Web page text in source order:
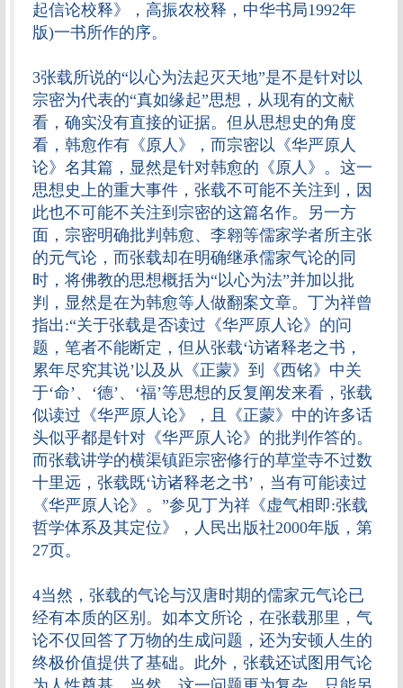
起信论校释》，高振农校释，中华书局1992年
版)一书所作的序。
3张载所说的“以心为法起灭天地”是不是针对以
宗密为代表的“真如缘起”思想，从现有的文献
看，确实没有直接的证据。但从思想史的角度
看，韩愈作有《原人》，而宗密以《华严原人
论》名其篇，显然是针对韩愈的《原人》。这一
思想史上的重大事件，张载不可能不关注到，因
此也不可能不关注到宗密的这篇名作。另一方
面，宗密明确批判韩愈、李翱等儒家学者所主张
的元气论，而张载却在明确继承儒家气论的同
时，将佛教的思想概括为“以心为法”并加以批
判，显然是在为韩愈等人做翻案文章。丁为祥曾
指出:“关于张载是否读过《华严原人论》的问
题，笔者不能断定，但从张载‘访诸释老之书，
累年尽究其说’以及从《正蒙》到《西铭》中关
于‘命’、‘德’、‘福’等思想的反复阐发来看，张载
似读过《华严原人论》，且《正蒙》中的许多话
头似乎都是针对《华严原人论》的批判作答的。
而张载讲学的横渠镇距宗密修行的草堂寺不过数
十里远，张载既‘访诸释老之书’，当有可能读过
《华严原人论》。”参见丁为祥《虚气相即:张载
哲学体系及其定位》，人民出版社2000年版，第
27页。
4当然，张载的气论与汉唐时期的儒家元气论已
经有本质的区别。如本文所论，在张载那里，气
论不仅回答了万物的生成问题，还为安顿人生的
终极价值提供了基础。此外，张载还试图用气论